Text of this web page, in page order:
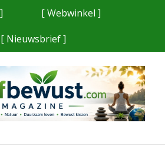
[ Webwinkel ]
[ Nieuwsbrief ]